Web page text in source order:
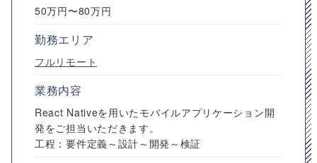
50万円〜80万円
勤務エリア
フルリモート
業務内容
React Nativeを用いたモバイルアプリケーション開
発をご担当いただきます。
工程：要件定義～設計～開発～検証